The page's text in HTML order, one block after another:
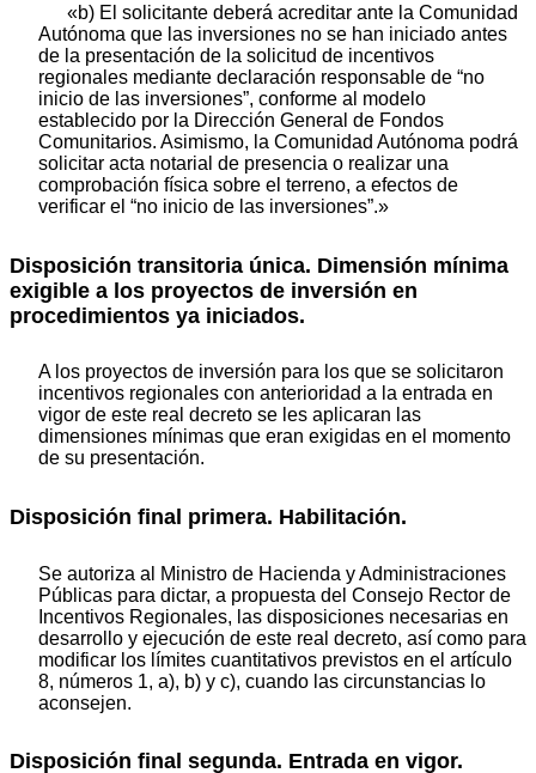
«b) El solicitante deberá acreditar ante la Comunidad
Autónoma que las inversiones no se han iniciado antes
de la presentación de la solicitud de incentivos
regionales mediante declaración responsable de “no
inicio de las inversiones”, conforme al modelo
establecido por la Dirección General de Fondos
Comunitarios. Asimismo, la Comunidad Autónoma podrá
solicitar acta notarial de presencia o realizar una
comprobación física sobre el terreno, a efectos de
verificar el “no inicio de las inversiones”.»
Disposición transitoria única. Dimensión mínima
exigible a los proyectos de inversión en
procedimientos ya iniciados.
A los proyectos de inversión para los que se solicitaron
incentivos regionales con anterioridad a la entrada en
vigor de este real decreto se les aplicaran las
dimensiones mínimas que eran exigidas en el momento
de su presentación.
Disposición final primera. Habilitación.
Se autoriza al Ministro de Hacienda y Administraciones
Públicas para dictar, a propuesta del Consejo Rector de
Incentivos Regionales, las disposiciones necesarias en
desarrollo y ejecución de este real decreto, así como para
modificar los límites cuantitativos previstos en el artículo
8, números 1, a), b) y c), cuando las circunstancias lo
aconsejen.
Disposición final segunda. Entrada en vigor.